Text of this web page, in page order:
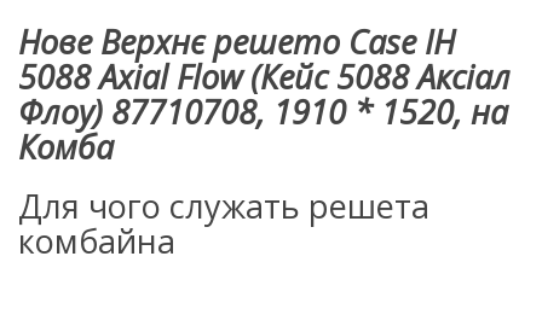
Нове Верхнє решето Case IH
5088 Axial Flow (Кейс 5088 Аксіал
Флоу) 87710708, 1910 * 1520, на
Комба
Для чого служать решета
комбайна